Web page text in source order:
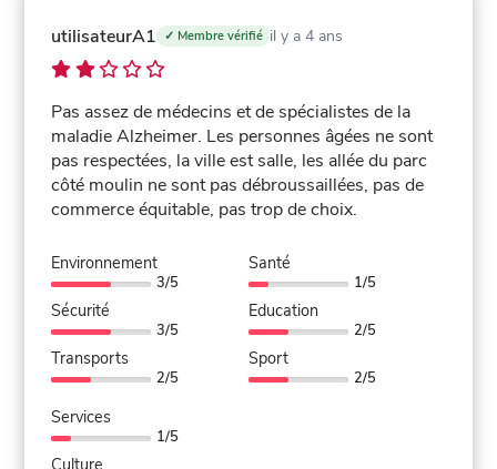
utilisateurA1 ✓ Membre vérifié il y a 4 ans
Pas assez de médecins et de spécialistes de la
maladie Alzheimer. Les personnes âgées ne sont
pas respectées, la ville est salle, les allée du parc
côté moulin ne sont pas débroussaillées, pas de
commerce équitable, pas trop de choix.
Environnement
3/5
Sécurité
3/5
Transports
2/5
Santé
1/5
Education
2/5
Sport
2/5
Services
1/5
Culture